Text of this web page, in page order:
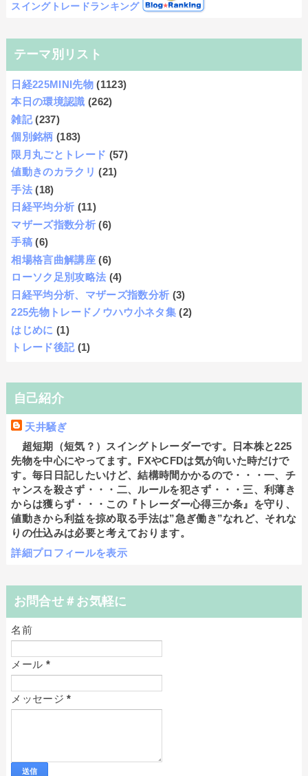
スイングトレードランキング
テーマ別リスト
日経225MINI先物 (1123)
本日の環境認識 (262)
雑記 (237)
個別銘柄 (183)
限月丸ごとトレード (57)
値動きのカラクリ (21)
手法 (18)
日経平均分析 (11)
マザーズ指数分析 (6)
手稿 (6)
相場格言曲解講座 (6)
ローソク足別攻略法 (4)
日経平均分析、マザーズ指数分析 (3)
225先物トレードノウハウ小ネタ集 (2)
はじめに (1)
トレード後記 (1)
自己紹介
天井騒ぎ
超短期（短気？）スイングトレーダーです。日本株と225
先物を中心にやってます。FXやCFDは気が向いた時だけで
す。毎日日記したいけど、結構時間かかるので・・・一、チ
ャンスを殺さず・・・二、ルールを犯さず・・・三、利薄き
からは獲らず・・・この『トレーダー心得三か条』を守り、
値動きから利益を掠め取る手法は”急ぎ働き”なれど、それな
りの仕込みは必要と考えております。
詳細プロフィールを表示
お問合せ＃お気軽に
名前
メール *
メッセージ*